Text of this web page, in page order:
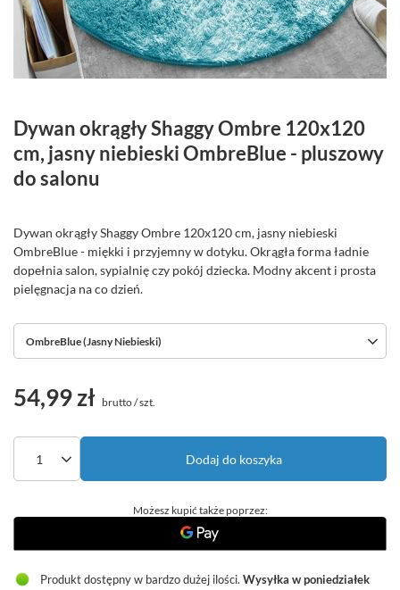
Dywan okrągły Shaggy Ombre 120x120
cm, jasny niebieski OmbreBlue - pluszowy
do salonu
Dywan okrągły Shaggy Ombre 120x120 cm, jasny niebieski
OmbreBlue - miękki i przyjemny w dotyku. Okrągła forma ładnie
dopełnia salon, sypialnię czy pokój dziecka. Modny akcent i prosta
pielęgnacja na co dzień.
OmbreBlue (Jasny Niebieski)
54,99 zł brutto/szt.
Dodaj do koszyka
Możesz kupić także poprzez:
Produkt dostępny w bardzo dużej ilości Wysyłka w poniedziałek